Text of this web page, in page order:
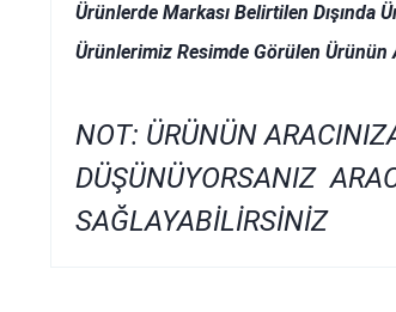
Ürünlerde Markası Belirtilen Dışında
Ürünlerimiz Resimde Görülen Ürünün
NOT: ÜRÜNÜN
DÜŞÜNÜYORSANIZ
SAĞLAYABİLİRSİNİZ